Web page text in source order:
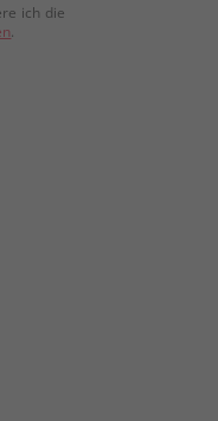
ich die
.